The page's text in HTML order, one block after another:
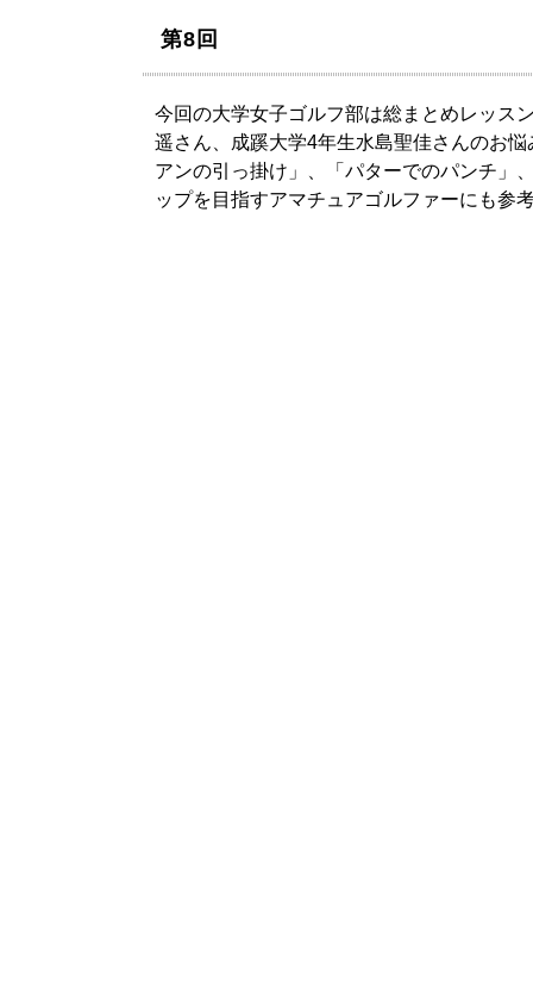
第8回
今回の大学女子ゴルフ部は総まとめレッス
遥さん、成蹊大学4年生水島聖佳さんのお
アンの引っ掛け」、「パターでのパンチ」
ップを目指すアマチュアゴルファーにも参